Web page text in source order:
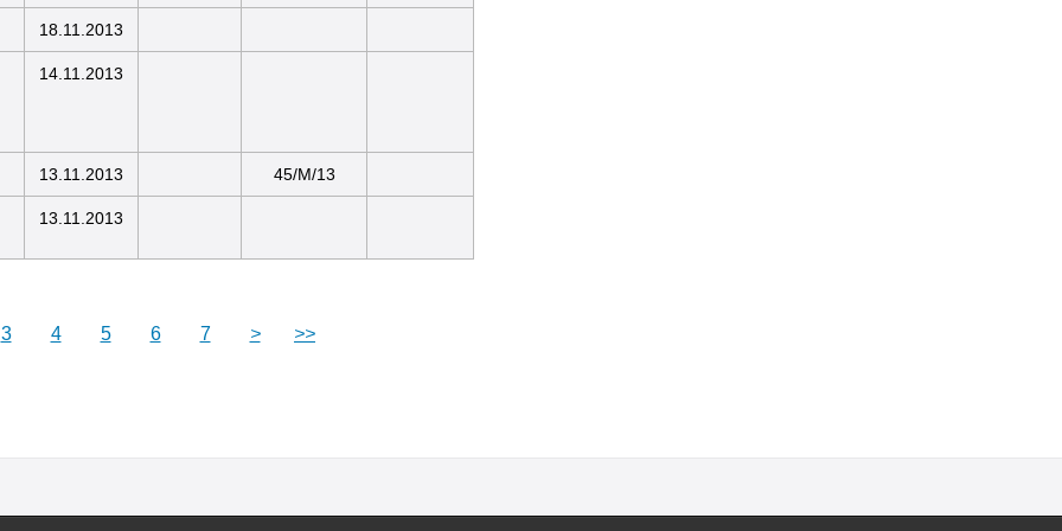
18.11.2013
14.11.2013
13.11.2013 45/M/13
13.11.2013
3 4 5 6 7 > >>